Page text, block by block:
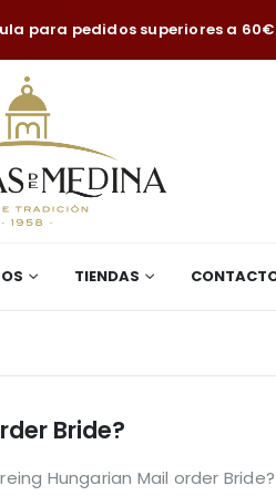
para pedidos superiores a
TIENDAS
Bride?
Hungarian Mail order Bride?